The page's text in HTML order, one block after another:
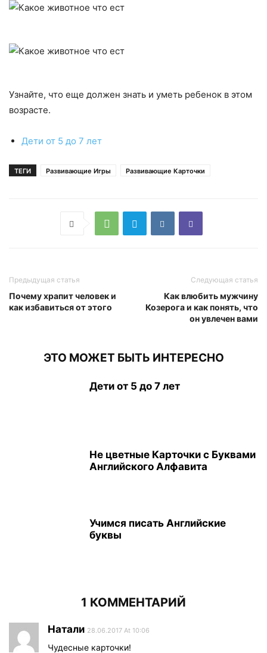
Узнайте, что еще должен знать и уметь ребенок в этом
возрасте.
Дети от 5 до 7 лет
ТЕГИ Развивающие Игры Развивающие Карточки
Предыдущая статья
Почему храпит человек и
как избавиться от этого
Следующая статья
Как влюбить мужчину
Козерога и как понять, что
он увлечен вами
ЭТО МОЖЕТ БЫТЬ ИНТЕРЕСНО
Дети от 5 до 7 лет
Не цветные Карточки с Буквами
Английского Алфавита
Учимся писать Английские
буквы
1 КОММЕНТАРИЙ
Натали 28.06.2017 At 10:06
Чудесные карточки!